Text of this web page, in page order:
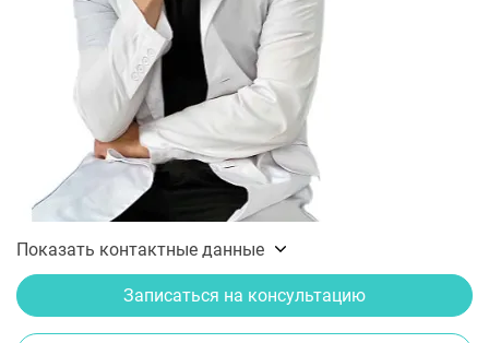
Показать контактные данные
Записаться на консультацию